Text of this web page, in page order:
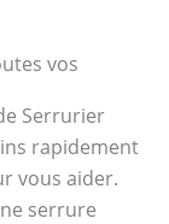
vos
Serrurier
rapidement
vous aider.
serrure